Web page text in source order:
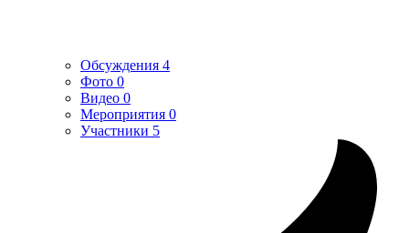
Обсуждения 4
Фото 0
Видео 0
Мероприятия 0
Участники 5